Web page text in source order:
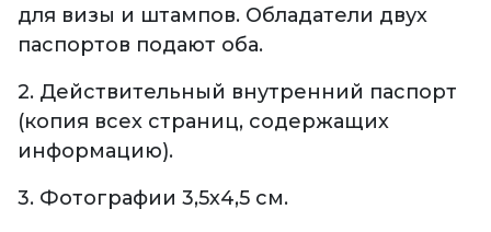
для визы и штампов. Обладатели двух
паспортов подают оба.
2. Действительный внутренний паспорт
(копия всех страниц, содержащих
информацию).
3. Фотографии 3,5х4,5 см.